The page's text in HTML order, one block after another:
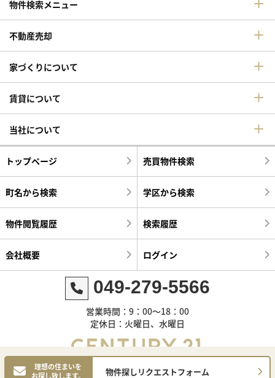
理想の住まいを
お探し致します。
物件探しリクエストフォーム
物件検索メニュー
不動産売却
家づくりについて
賃貸について
当社について
トップページ 売買物件検索
町名から検索 学区から検索
物件閲覧履歴 検索履歴
会社概要 ログイン
049-279-5566
営業時間：9：00～18：00
定休日：火曜日、水曜日